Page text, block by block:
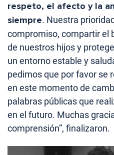
respeto, el afecto y la
siempre. Nuestra
compromiso, compartir el
de nuestros hijos y
un entorno estable y
pedimos que por favor se
en este momento de
palabras públicas que
en el futuro. Muchas
comprensión”, finalizaron.